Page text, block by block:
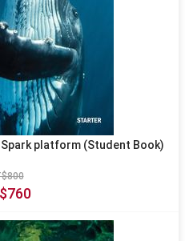
platform (Student Book)